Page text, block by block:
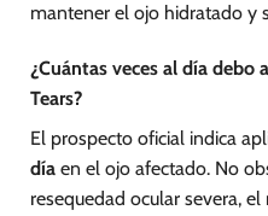
mantener el ojo hidratado y
¿Cuántas veces al día debo
Tears?
El prospecto oficial indica
día en el ojo afectado. No
resequedad ocular severa,